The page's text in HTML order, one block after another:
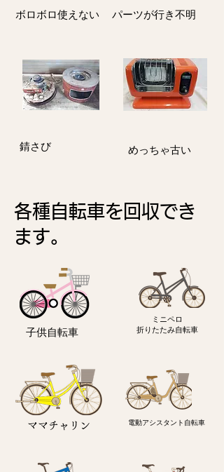
ボロボロ使えない パーツが行き不明
​錆さび ​めっちゃ古い
各種自転車を回収でき
ます。
子供自転車
ミニペロ
​折りたたみ自転車
ママチャリン 電動アシスタント自転車